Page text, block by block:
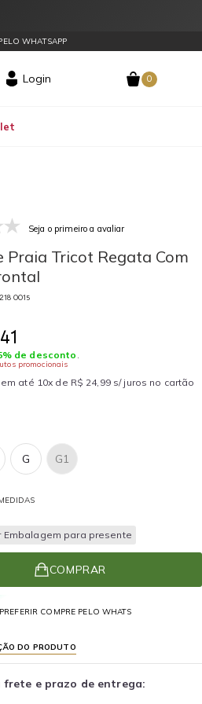
WHATSAPP
Login 0
Seja o primeiro a avaliar
Praia Tricot Regata Com
0015
de desconto.
promocionais
até 10x de R$ 24,99 s/ juros no cartão
G G1
Embalagem para presente
COMPRAR
COMPRE PELO WHATS
DO PRODUTO
frete e prazo de entrega: